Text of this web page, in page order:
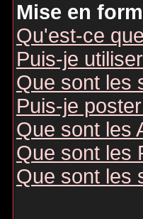
Mise en
Qu'est-ce
Puis-je
Que sont les
Puis-je
Que sont les
Que sont les
Que sont les